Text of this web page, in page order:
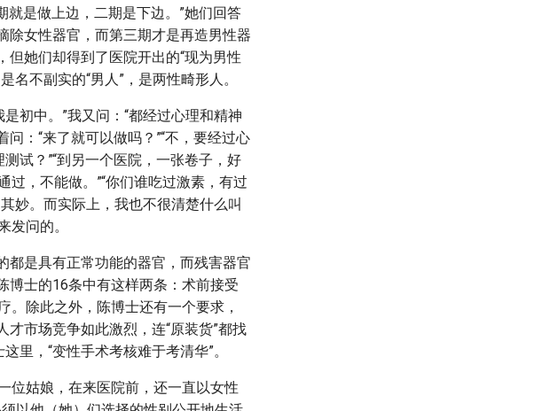
就是做上边，二期是下边。”她们回答
除女性器官，而第三期才是再造男性器
她们却得到了医院开出的“现为男性
不副实的“男人”，是两性畸形人。
初中。”我又问：“都经过心理和精神
：“来了就可以做吗？”“不，要经过心
试？”“到另一个医院，一张卷子，好
，不能做。”“你们谁吃过激素，有过
妙。而实际上，我也不很清楚什么叫
发问的。
都是具有正常功能的器官，而残害器官
博士的16条中有这样两条：术前接受
除此之外，陈博士还有一个要求，
市场竞争如此激烈，连“原装货”都找
里，“变性手术考核难于考清华”。
位姑娘，在来医院前，还一直以女性